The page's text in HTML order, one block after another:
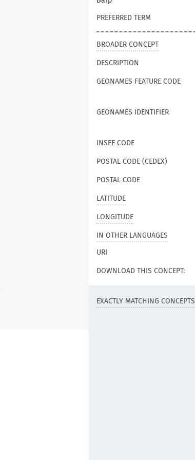
PREFERRED TERM
BROADER CONCEPT
DESCRIPTION
GEONAMES FEATURE CODE
GEONAMES IDENTIFIER
INSEE CODE
POSTAL CODE (CEDEX)
POSTAL CODE
LATITUDE
LONGITUDE
IN OTHER LANGUAGES
URI
DOWNLOAD THIS CONCEPT:
EXACTLY MATCHING CONCEPTS